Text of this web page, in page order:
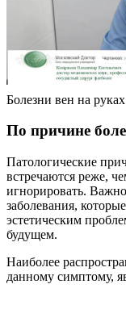
Болезни вен на руках
По причине
Патологические
встречаются реже,
игнорировать.
заболевания,
эстетическим
будущем.
Наиболее
данному симптому,